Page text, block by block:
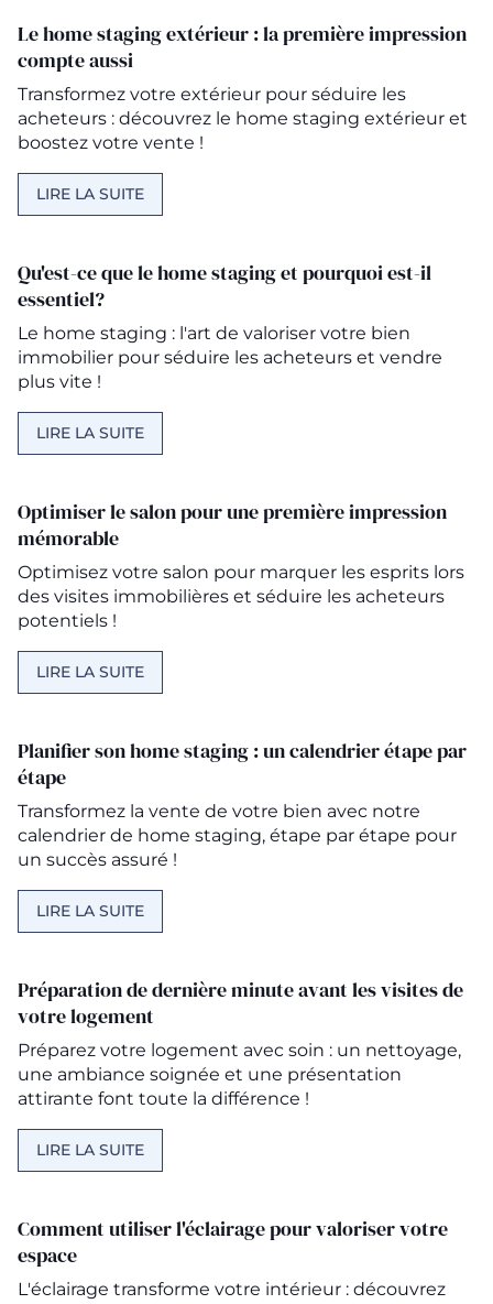
Le home staging extérieur : la première impression
compte aussi
Transformez votre extérieur pour séduire les
acheteurs : découvrez le home staging extérieur et
boostez votre vente !
LIRE LA SUITE
Qu'est-ce que le home staging et pourquoi est-il
essentiel?
Le home staging : l'art de valoriser votre bien
immobilier pour séduire les acheteurs et vendre
plus vite !
LIRE LA SUITE
Optimiser le salon pour une première impression
mémorable
Optimisez votre salon pour marquer les esprits lors
des visites immobilières et séduire les acheteurs
potentiels !
LIRE LA SUITE
Planifier son home staging : un calendrier étape par
étape
Transformez la vente de votre bien avec notre
calendrier de home staging, étape par étape pour
un succès assuré !
LIRE LA SUITE
Préparation de dernière minute avant les visites de
votre logement
Préparez votre logement avec soin : un nettoyage,
une ambiance soignée et une présentation
attirante font toute la différence !
LIRE LA SUITE
Comment utiliser l'éclairage pour valoriser votre
espace
L'éclairage transforme votre intérieur : découvrez